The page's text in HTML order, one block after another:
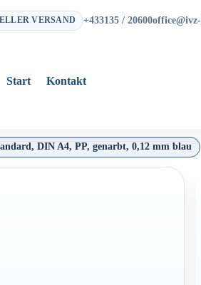
VERSAND +433135 / 20600
Start Kontakt
DIN A4, PP, genarbt, 0,12 mm blau